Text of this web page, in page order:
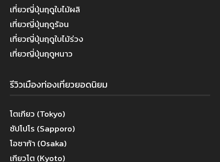
เที่ยวญี่ปุ่นฤดูใบไม้ผลิ
เที่ยวญี่ปุ่นฤดูร้อน
เที่ยวญี่ปุ่นฤดูใบไม้ร่วง
เที่ยวญี่ปุ่นฤดูหนาว
รีวิวเมืองท่องเที่ยวยอดนิยม
โตเกียว (Tokyo)
ซัปโปโร (Sapporo)
โอซาก้า (Osaka)
เกียวโต (Kyoto)